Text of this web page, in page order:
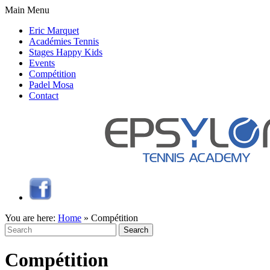
Main Menu
Eric Marquet
Académies Tennis
Stages Happy Kids
Events
Compétition
Padel Mosa
Contact
You are here: Home » Compétition
Search
for:
Compétition